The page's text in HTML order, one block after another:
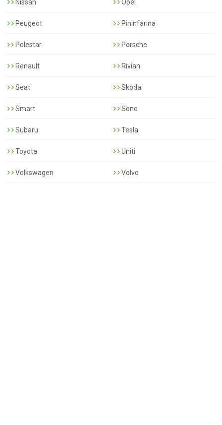
Nissan Opel
Peugeot Pininfarina
Polestar Porsche
Renault Rivian
Seat Skoda
Smart Sono
Subaru Tesla
Toyota Uniti
Volkswagen Volvo